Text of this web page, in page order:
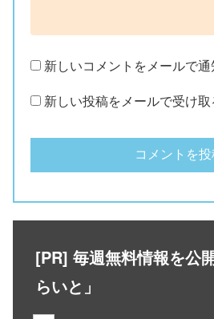
新しいコメントをメールで通
新しい投稿をメールで受け取
[PR] 毎週無料情報を公
らいと」